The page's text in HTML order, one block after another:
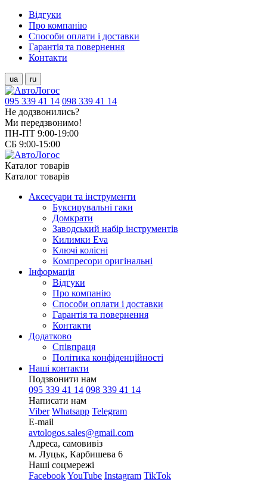
Відгуки
Про компанію
Способи оплати і доставки
Гарантія та повернення
Контакти
ua ru
095 339 41 14 098 339 41 14
Не додзвонились?
Ми передзвонимо!
ПН-ПТ 9:00-19:00
СБ 9:00-15:00
Каталог товарів
Каталог товарів
Аксесуари та інструменти
Буксирувальні гаки
Домкрати
Заводський набір інструментів
Килимки Eva
Ключі колісні
Компресори оригінальні
Інформація
Відгуки
Про компанію
Способи оплати і доставки
Гарантія та повернення
Контакти
Додатково
Співпраця
Політика конфіденційності
Наші контакти
Подзвонити нам
095 339 41 14 098 339 41 14
Написати нам
Viber Whatsapp Telegram
E-mail
avtologos.sales@gmail.com
Адреса, самовивіз
м. Луцьк, Карбишева 6
Наші соцмережі
FacebookYouTube Instagram TikTok